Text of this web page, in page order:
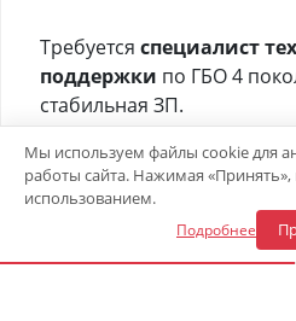
Карта сайта
Политика
Политика cookie
Мы используем файлы cookie для
работы сайта. Нажимая «Принять»,
использованием.
Подробнее
Требуется специалист
поддержки по ГБО 4
стабильная ЗП.
Отправьте своё резюме в
Откликнуться на вакансию